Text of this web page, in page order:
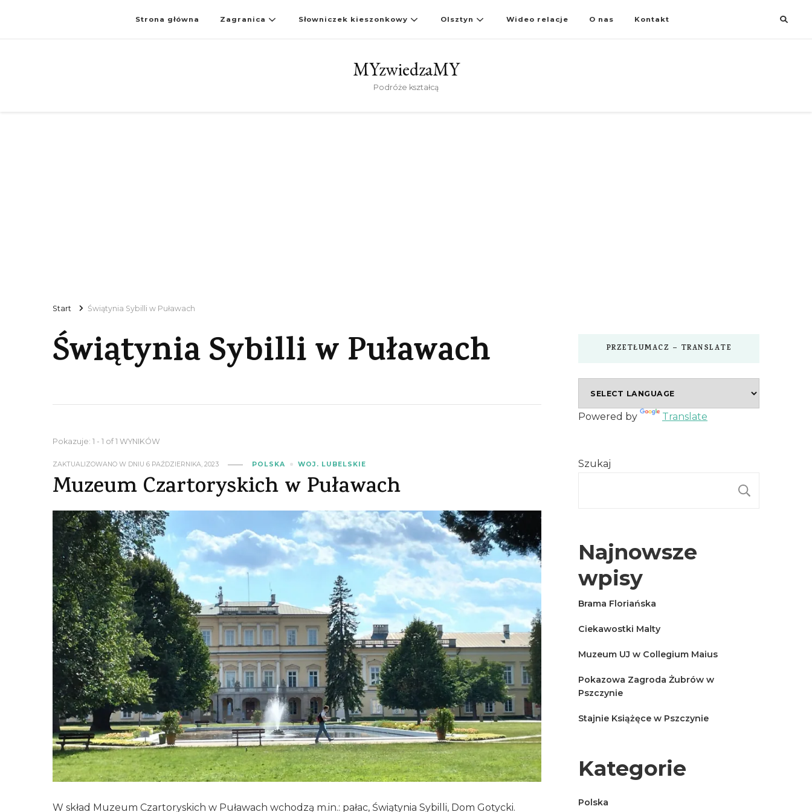
Strona główna Zagranica Słowniczek kieszonkowy Olsztyn Wideo relacje O nas Kontakt
MYzwiedzaMY
Podróże kształcą
Start Świątynia Sybilli w Puławach
Świątynia Sybilli w Puławach
Pokazuje: 1 - 1 of 1 WYNIKÓW
ZAKTUALIZOWANO W DNIU6 PAŹDZIERNIKA, 2023 POLSKA WOJ. LUBELSKIE
Muzeum Czartoryskich w Puławach
W skład Muzeum Czartoryskich w Puławach wchodzą m.in.: pałac, Świątynia Sybilli, Dom Gotycki.
PRZETŁUMACZ – TRANSLATE
Powered by Translate
Szukaj
Najnowsze
wpisy
Brama Floriańska
Ciekawostki Malty
Muzeum UJ w Collegium Maius
Pokazowa Zagroda Żubrów w
Pszczynie
Stajnie Książęce w Pszczynie
Kategorie
Polska